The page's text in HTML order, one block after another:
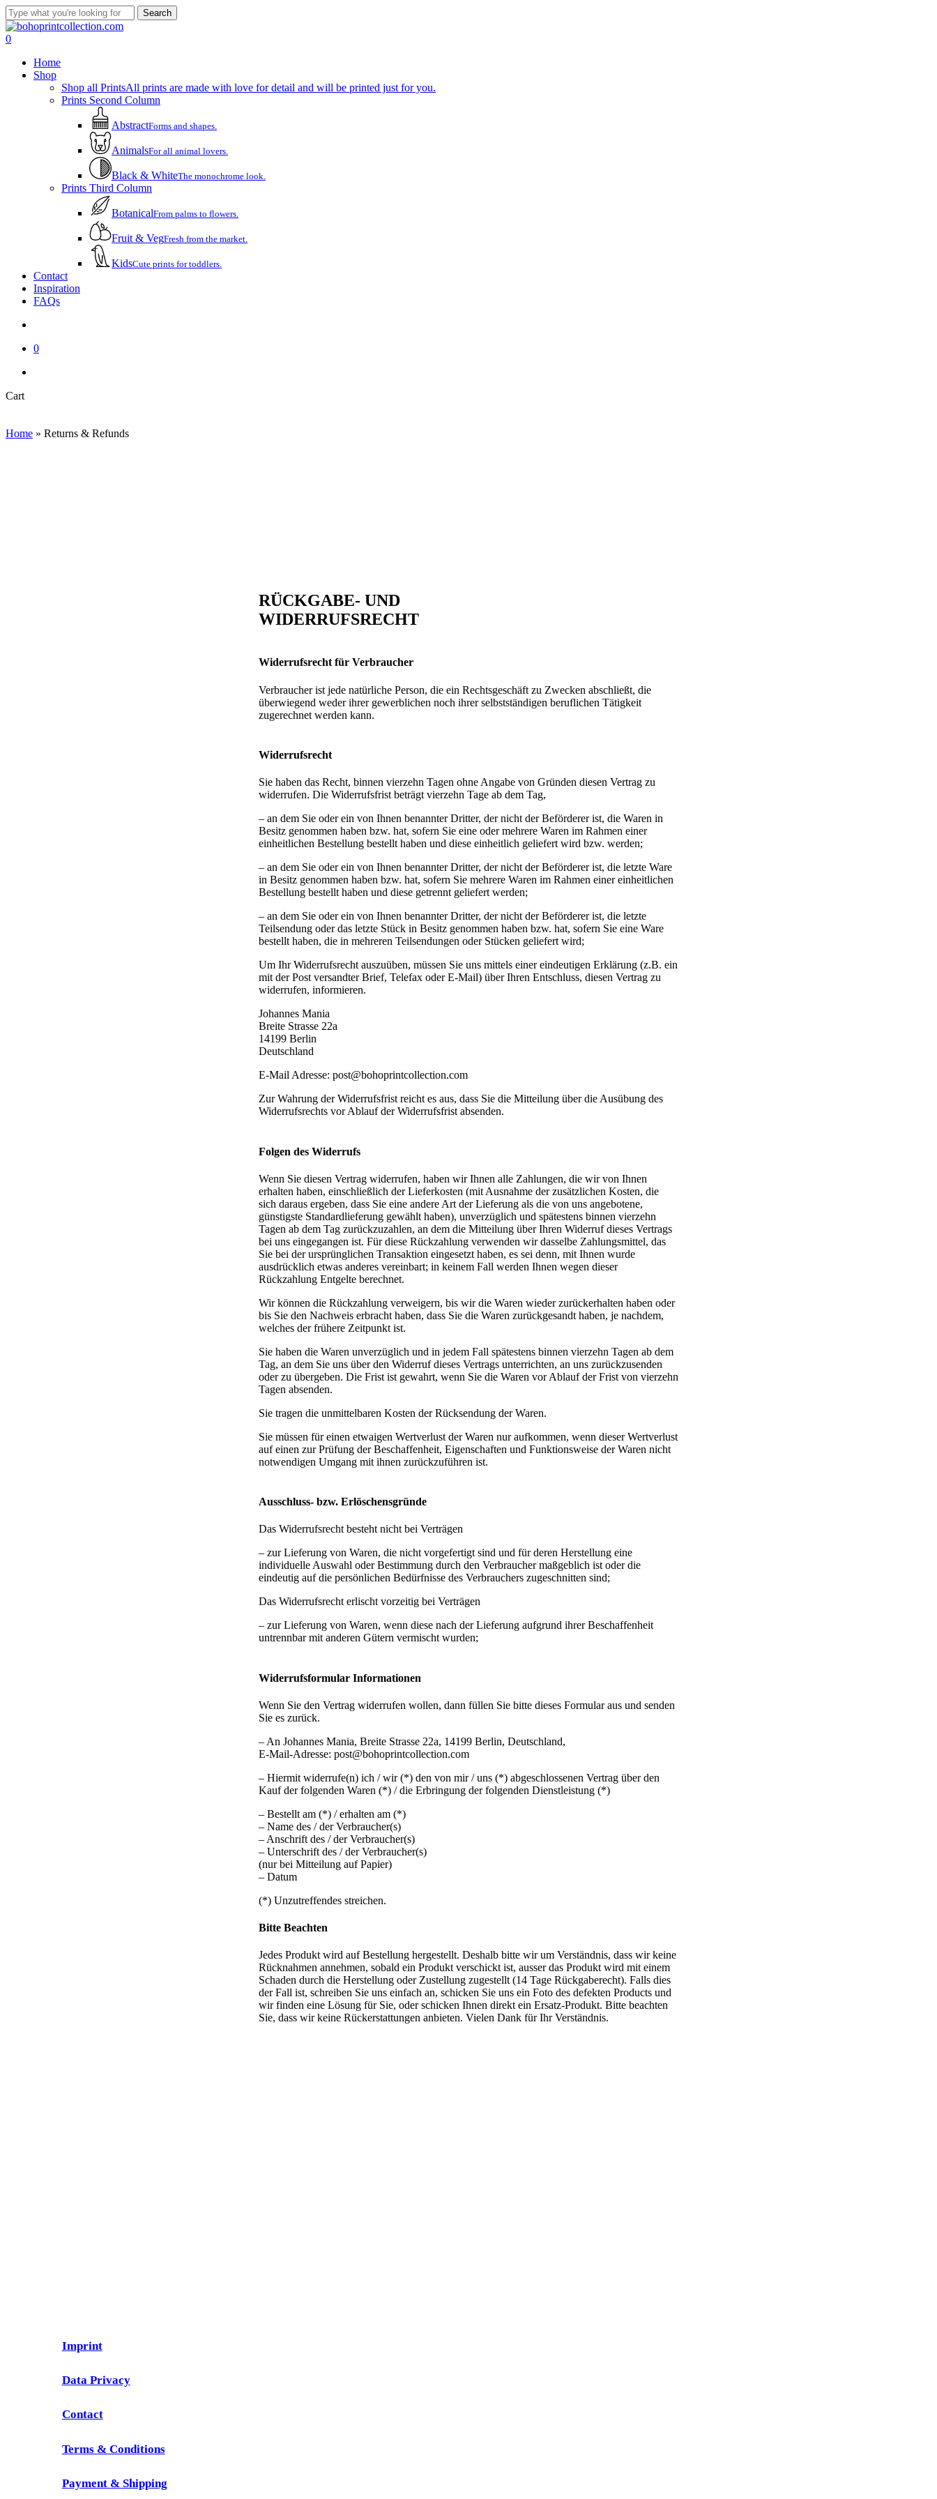
Skip
to
main
Search
Close
Search
account
0
Home
Shop
Shop all PrintsAll prints are made with love for detail and will be printed just for you.
Prints Second Column
AbstractForms and shapes.
AnimalsFor all animal lovers.
Black & WhiteThe monochrome look.
Prints Third Column
BotanicalFrom palms to flowers.
Fruit & VegFresh from the market.
KidsCute prints for toddlers.
Contact
Inspiration
FAQs
0
CartClose
Home » Returns & Refunds
RÜCKGABE- UND
WIDERRUFSRECHT
Widerrufsrecht für Verbraucher
Verbraucher ist jede natürliche Person, die ein Rechtsgeschäft zu Zwecken abschließt, die
überwiegend weder ihrer gewerblichen noch ihrer selbstständigen beruflichen Tätigkeit
zugerechnet werden kann.
Widerrufsrecht
Sie haben das Recht, binnen vierzehn Tagen ohne Angabe von Gründen diesen Vertrag zu
widerrufen. Die Widerrufsfrist beträgt vierzehn Tage ab dem Tag,
– an dem Sie oder ein von Ihnen benannter Dritter, der nicht der Beförderer ist, die Waren in
Besitz genommen haben bzw. hat, sofern Sie eine oder mehrere Waren im Rahmen einer
einheitlichen Bestellung bestellt haben und diese einheitlich geliefert wird bzw. werden;
– an dem Sie oder ein von Ihnen benannter Dritter, der nicht der Beförderer ist, die letzte Ware
in Besitz genommen haben bzw. hat, sofern Sie mehrere Waren im Rahmen einer einheitlichen
Bestellung bestellt haben und diese getrennt geliefert werden;
– an dem Sie oder ein von Ihnen benannter Dritter, der nicht der Beförderer ist, die letzte
Teilsendung oder das letzte Stück in Besitz genommen haben bzw. hat, sofern Sie eine Ware
bestellt haben, die in mehreren Teilsendungen oder Stücken geliefert wird;
Um Ihr Widerrufsrecht auszuüben, müssen Sie uns mittels einer eindeutigen Erklärung (z.B. ein
mit der Post versandter Brief, Telefax oder E-Mail) über Ihren Entschluss, diesen Vertrag zu
widerrufen, informieren.
Johannes Mania
Breite Strasse 22a
14199 Berlin
Deutschland
E-Mail Adresse: post@bohoprintcollection.com
Zur Wahrung der Widerrufsfrist reicht es aus, dass Sie die Mitteilung über die Ausübung des
Widerrufsrechts vor Ablauf der Widerrufsfrist absenden.
Folgen des Widerrufs
Wenn Sie diesen Vertrag widerrufen, haben wir Ihnen alle Zahlungen, die wir von Ihnen
erhalten haben, einschließlich der Lieferkosten (mit Ausnahme der zusätzlichen Kosten, die
sich daraus ergeben, dass Sie eine andere Art der Lieferung als die von uns angebotene,
günstigste Standardlieferung gewählt haben), unverzüglich und spätestens binnen vierzehn
Tagen ab dem Tag zurückzuzahlen, an dem die Mitteilung über Ihren Widerruf dieses Vertrags
bei uns eingegangen ist. Für diese Rückzahlung verwenden wir dasselbe Zahlungsmittel, das
Sie bei der ursprünglichen Transaktion eingesetzt haben, es sei denn, mit Ihnen wurde
ausdrücklich etwas anderes vereinbart; in keinem Fall werden Ihnen wegen dieser
Rückzahlung Entgelte berechnet.
Wir können die Rückzahlung verweigern, bis wir die Waren wieder zurückerhalten haben oder
bis Sie den Nachweis erbracht haben, dass Sie die Waren zurückgesandt haben, je nachdem,
welches der frühere Zeitpunkt ist.
Sie haben die Waren unverzüglich und in jedem Fall spätestens binnen vierzehn Tagen ab dem
Tag, an dem Sie uns über den Widerruf dieses Vertrags unterrichten, an uns zurückzusenden
oder zu übergeben. Die Frist ist gewahrt, wenn Sie die Waren vor Ablauf der Frist von vierzehn
Tagen absenden.
Sie tragen die unmittelbaren Kosten der Rücksendung der Waren.
Sie müssen für einen etwaigen Wertverlust der Waren nur aufkommen, wenn dieser Wertverlust
auf einen zur Prüfung der Beschaffenheit, Eigenschaften und Funktionsweise der Waren nicht
notwendigen Umgang mit ihnen zurückzuführen ist.
Ausschluss- bzw. Erlöschensgründe
Das Widerrufsrecht besteht nicht bei Verträgen
– zur Lieferung von Waren, die nicht vorgefertigt sind und für deren Herstellung eine
individuelle Auswahl oder Bestimmung durch den Verbraucher maßgeblich ist oder die
eindeutig auf die persönlichen Bedürfnisse des Verbrauchers zugeschnitten sind;
Das Widerrufsrecht erlischt vorzeitig bei Verträgen
– zur Lieferung von Waren, wenn diese nach der Lieferung aufgrund ihrer Beschaffenheit
untrennbar mit anderen Gütern vermischt wurden;
Widerrufsformular Informationen
Wenn Sie den Vertrag widerrufen wollen, dann füllen Sie bitte dieses Formular aus und senden
Sie es zurück.
– An Johannes Mania, Breite Strasse 22a, 14199 Berlin, Deutschland,
E-Mail-Adresse: post@bohoprintcollection.com
– Hiermit widerrufe(n) ich / wir (*) den von mir / uns (*) abgeschlossenen Vertrag über den
Kauf der folgenden Waren (*) / die Erbringung der folgenden Dienstleistung (*)
– Bestellt am (*) / erhalten am (*)
– Name des / der Verbraucher(s)
– Anschrift des / der Verbraucher(s)
– Unterschrift des / der Verbraucher(s)
(nur bei Mitteilung auf Papier)
– Datum
(*) Unzutreffendes streichen.
Bitte Beachten
Jedes Produkt wird auf Bestellung hergestellt. Deshalb bitte wir um Verständnis, dass wir keine
Rücknahmen annehmen, sobald ein Produkt verschickt ist, ausser das Produkt wird mit einem
Schaden durch die Herstellung oder Zustellung zugestellt (14 Tage Rückgaberecht). Falls dies
der Fall ist, schreiben Sie uns einfach an, schicken Sie uns ein Foto des defekten Products und
wir finden eine Lösung für Sie, oder schicken Ihnen direkt ein Ersatz-Produkt. Bitte beachten
Sie, dass wir keine Rückerstattungen anbieten. Vielen Dank für Ihr Verständnis.
Imprint
Data Privacy
Contact
Terms & Conditions
Payment & Shipping